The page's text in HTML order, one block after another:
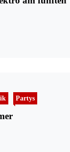
Partys